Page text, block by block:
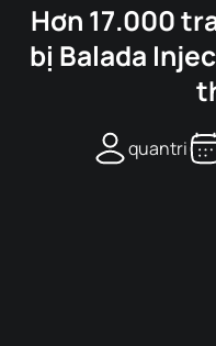
Hơn 17.000
bị Balada
quantri